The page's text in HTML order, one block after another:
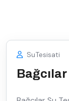
SuTesisati
Bağcılar